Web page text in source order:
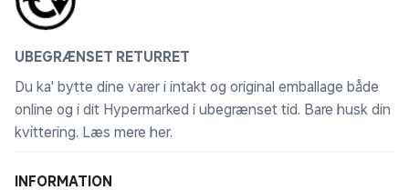
UBEGRÆNSET RETURRET
Du ka' bytte dine varer i intakt og original emballage både
online og i dit Hypermarked i ubegrænset tid. Bare husk din
kvittering. Læs mere her.
INFORMATION